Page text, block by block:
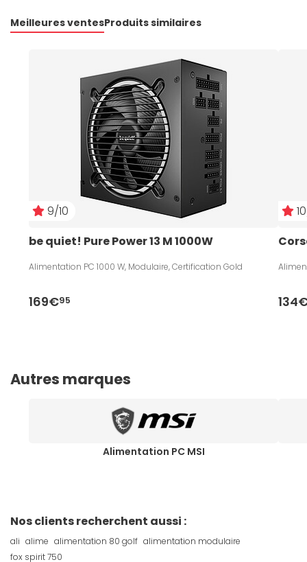
Meilleures ventesProduits similaires
9/10
be quiet! Pure Power 13 M 1000W
Alimentation PC 1000 W, Modulaire, Certification Gold
169€95
Autres marques
Alimentation PC MSI
Nos clients recherchent aussi :
ali alime alimentation 80 golf alimentation modulaire
fox spirit 750